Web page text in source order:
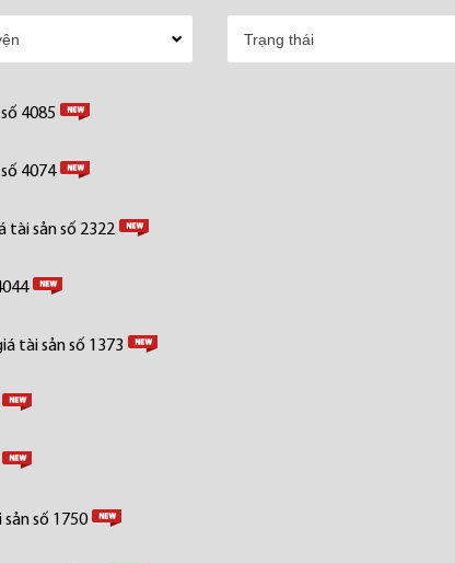
4085
4074
tài sản số 2322
tài sản số 1373
số 1750